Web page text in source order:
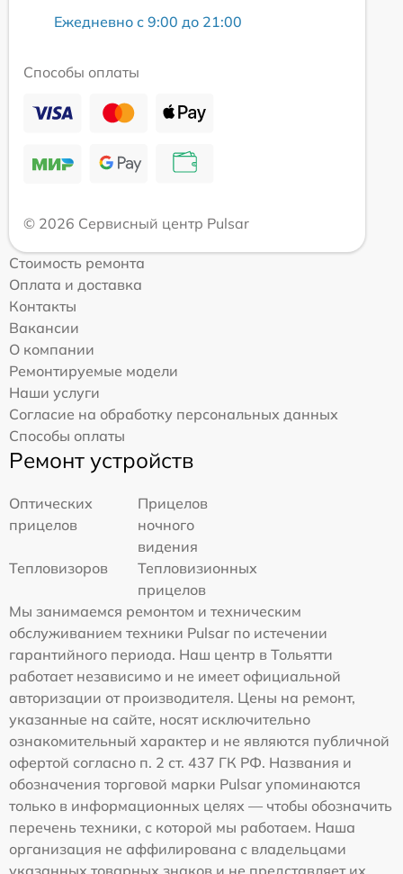
Ежедневно с 9:00 до 21:00
Способы оплаты
© 2026 Сервисный центр Pulsar
Стоимость ремонта
Оплата и доставка
Контакты
Вакансии
О компании
Ремонтируемые модели
Наши услуги
Согласие на обработку персональных данных
Способы оплаты
Ремонт устройств
Оптических
прицелов
Прицелов
ночного
видения
Тепловизоров
Тепловизионных
прицелов
Мы занимаемся ремонтом и техническим
обслуживанием техники Pulsar по истечении
гарантийного периода. Наш центр в Тольятти
работает независимо и не имеет официальной
авторизации от производителя. Цены на ремонт,
указанные на сайте, носят исключительно
ознакомительный характер и не являются публичной
офертой согласно п. 2 ст. 437 ГК РФ. Названия и
обозначения торговой марки Pulsar упоминаются
только в информационных целях — чтобы обозначить
перечень техники, с которой мы работаем. Наша
организация не аффилирована с владельцами